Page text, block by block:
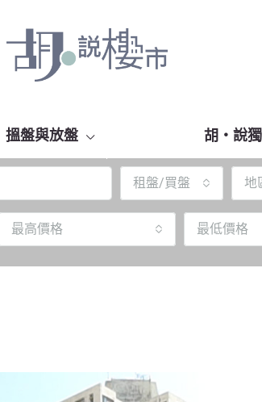
搵盤與放盤 胡‧說獨
租盤/買盤 地
最高價格 最低價格